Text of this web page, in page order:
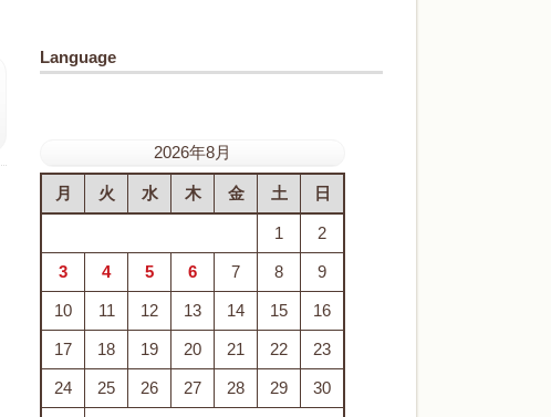
Language
2026年8月
月 火 水 木 金 土 日
1 2
3 4 5 6 7 8 9
10 11 12 13 14 15 16
17 18 19 20 21 22 23
24 25 26 27 28 29 30